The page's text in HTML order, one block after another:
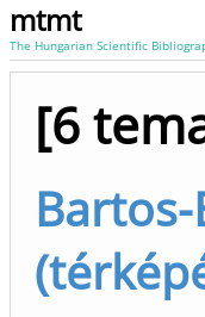
mtmt
The Hungarian Scientific
[6